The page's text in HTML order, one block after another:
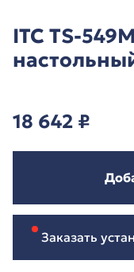
ITC TS-
18 642 ₽
Заказать